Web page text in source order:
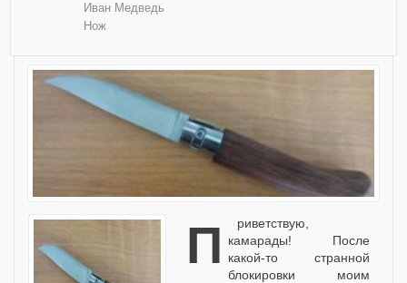
Иван Медведь
Нож
Приветствую,
камарады! После
какой-то странной
блокировки моим